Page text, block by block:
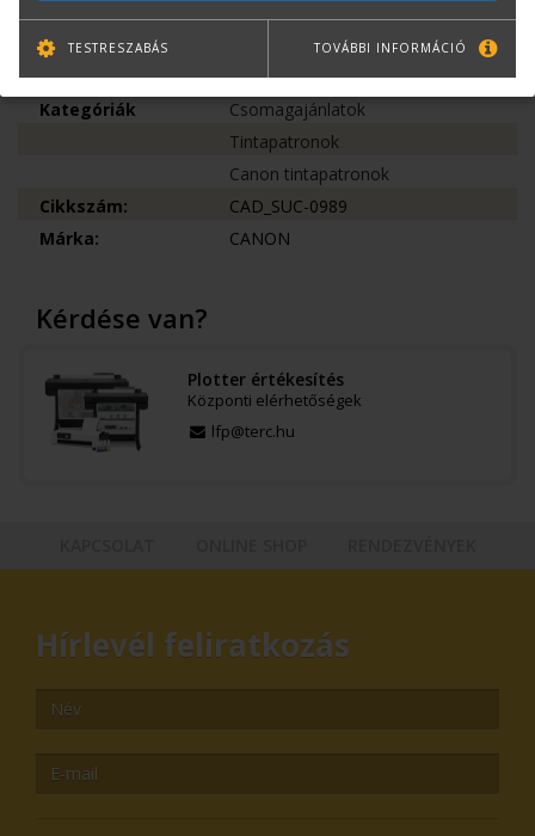
(CF2893C001AA)
Termékinfó
Kategóriák
Csomagajánlatok
Tintapatronok
Canon tintapatronok
Cikkszám:
CAD_SUC-0989
Márka:
CANON
Kérdése van?
Plotter értékesítés
Központi elérhetőségek
lfp@terc.hu
Hírlevél feliratkozás
TESTRESZABÁS TOVÁBBI INFORMÁCIÓ